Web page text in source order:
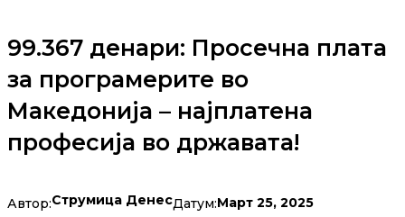
99.367 денари: Просечна плата
за програмерите во
Македонија – најплатена
професија во државата!
Автор:Струмица ДенесДатум:Март 25, 2025